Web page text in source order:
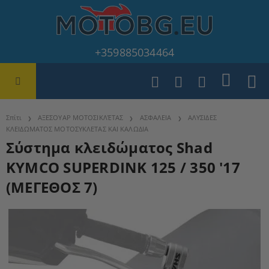
+359885034464
Σπίτι ΑΞΕΣΟΥΑΡ ΜΟΤΟΣΙΚΛΈΤΑΣ ΑΣΦΑΛΕΙΑ
ΑΛΥΣΙΔΕΣ
ΚΛΕΙΔΩΜΑΤΟΣ ΜΟΤΟΣΥΚΛΕΤΑΣ ΚΑΙ ΚΑΛΩΔΙΑ
Σύστημα κλειδώματος Shad
KYMCO SUPERDINK 125 / 350 '17
(ΜΕΓΕΘΟΣ 7)